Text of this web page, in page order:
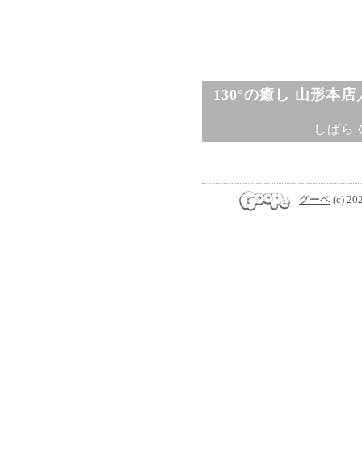
130°の癒し 山形本
しばら
グーペ (c)